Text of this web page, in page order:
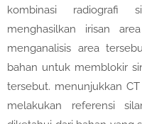
kombinasi radiografi
menghasilkan irisan
menganalisis area
bahan untuk memblokir
tersebut. menunjukkan
melakukan referensi